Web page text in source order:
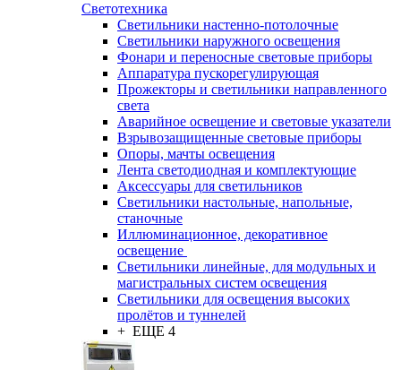
Светотехника
Светильники настенно-потолочные
Светильники наружного освещения
Фонари и переносные световые приборы
Аппаратура пускорегулирующая
Прожекторы и светильники направленного
света
Аварийное освещение и световые указатели
Взрывозащищенные световые приборы
Опоры, мачты освещения
Лента светодиодная и комплектующие
Аксессуары для светильников
Светильники настольные, напольные,
станочные
Иллюминационное, декоративное
освещение
Светильники линейные, для модульных и
магистральных систем освещения
Светильники для освещения высоких
пролётов и туннелей
+ ЕЩЕ 4